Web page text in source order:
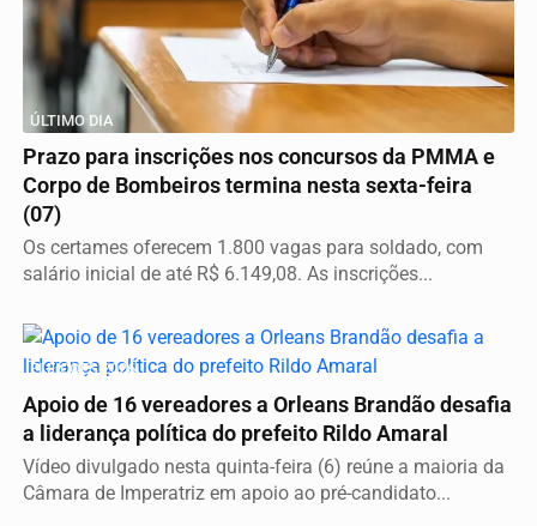
ÚLTIMO DIA
Prazo para inscrições nos concursos da PMMA e
Corpo de Bombeiros termina nesta sexta-feira
(07)
Os certames oferecem 1.800 vagas para soldado, com
salário inicial de até R$ 6.149,08. As inscrições...
ELEIÇÕES 2026
Apoio de 16 vereadores a Orleans Brandão desafia
a liderança política do prefeito Rildo Amaral
Vídeo divulgado nesta quinta-feira (6) reúne a maioria da
Câmara de Imperatriz em apoio ao pré-candidato...